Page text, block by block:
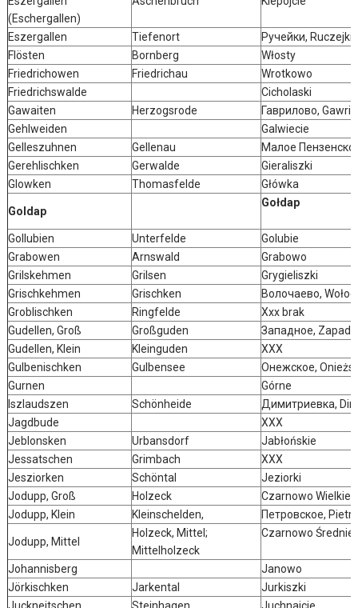
(Eschergallen)
Eszergallen Tiefenort
Ручейки, Ruczejki
Flösten
Bornberg
Włosty
Friedrichowen
Friedrichau
Wrotkowo
Friedrichswalde
Cicholaski
Gawaiten
Herzogsrode
Гаврилово,
Gehlweiden
Galwiecie
Gelleszuhnen
Gellenau
Малое
Gerehlischken
Gerwalde
Gieraliszki
Glowken
Thomasfelde Główka
Goldap
Gołdap
Gollubien Unterfelde
Golubie
Grabowen
Arnswald
Grabowo
Grilskehmen
Grilsen
Grygieliszki
Grischkehmen
Grischken
Волочаево,
Groblischken
Ringfelde
Xxx brak
Gudellen, Groß
Großguden
Западное,
Gudellen, Klein
Kleinguden
XXX
Gulbenischken
Gulbensee
Онежское,
Gurnen
Górne
Iszlaudszen
Schönheide
Димитриевка,
Jagdbude
XXX
Jeblonsken
Urbansdorf
Jabłońskie
Jessatschen
Grimbach
XXX
Jesziorken
Schöntal
Jeziorki
Jodupp, Groß
Holzeck
Czarnowo Wielkie,
Jodupp, Klein
Kleinschelden, Петровское,
Jodupp, Mittel
Holzeck, Mittel;
Mittelholzeck
Czarnowo Średnie
Johannisberg
Janowo
Jörkischken
Jarkental
Jurkiszki
Juckneitschen
Steinhagen
Juchnajcie